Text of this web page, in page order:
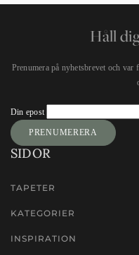
Håll
Prenumera på nyhetsbrevet och
Newsletter
Signup
Din epost
PRENUMERERA
SIDOR
TAPETER
KATEGORIER
INSPIRATION